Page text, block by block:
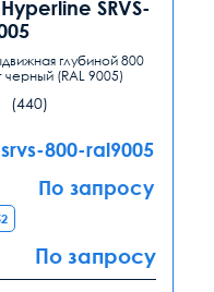
SRVS-
глубиной 800
(RAL 9005)
(440)
srvs-800-ral9005
По запросу
По запросу